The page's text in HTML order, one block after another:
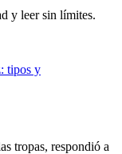
y leer sin límites.
tipos y
tropas, respondió a